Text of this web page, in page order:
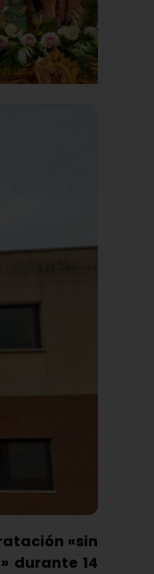
«sin
durante 14